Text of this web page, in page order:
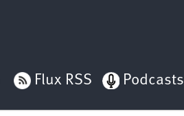
Flux RSS Podcasts